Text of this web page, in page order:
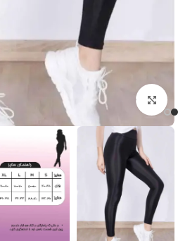
بزرگنمایی تصویر